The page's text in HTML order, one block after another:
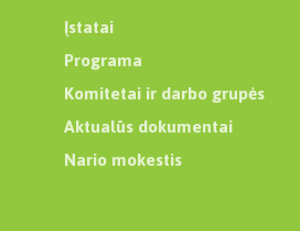
Įstatai
Programa
Komitetai ir darbo grupės
Aktualūs dokumentai
Nario mokestis